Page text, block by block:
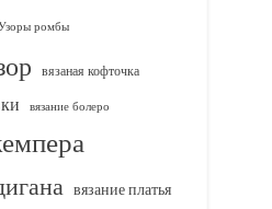
ромбы
вязаная кофточка
вязание болеро
вязание платья